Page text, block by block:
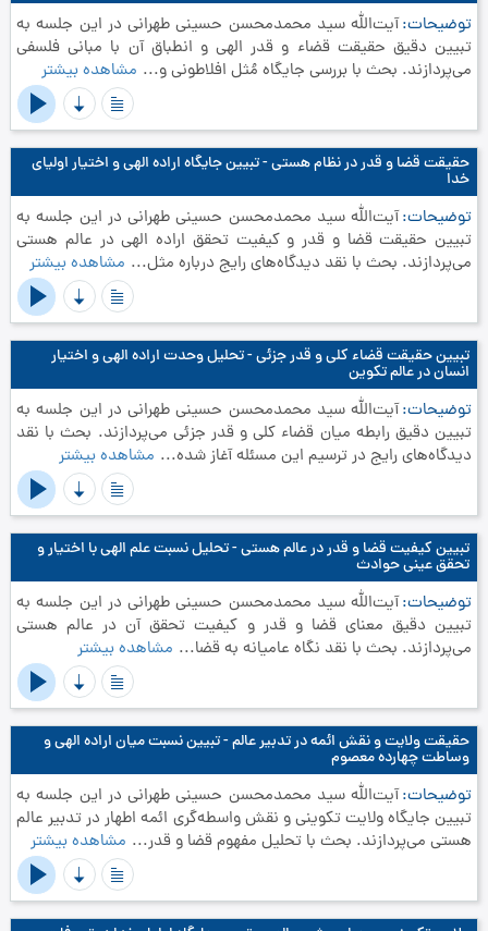
توضیحات آیت‌الله سید محمدمحسن حسینی طهرانی در این جلسه به
تبیین دقیق حقیقت قضاء و قدر الهی و انطباق آن با مبانی فلسفی
می‌پردازند. بحث با بررسی جایگاه مُثل افلاطونی و... مشاهده بیشتر
حقیقت قضا و قدر در نظام هستی - تبیین جایگاه اراده الهی و اختیار اولیای
خدا
توضیحات آیت‌الله سید محمدمحسن حسینی طهرانی در این جلسه به
تبیین حقیقت قضا و قدر و کیفیت تحقق اراده الهی در عالم هستی
می‌پردازند. بحث با نقد دیدگاه‌های رایج درباره مثل... مشاهده بیشتر
تبیین حقیقت قضاء کلی و قدر جزئی - تحلیل وحدت اراده الهی و اختیار
انسان در عالم تکوین
توضیحات آیت‌الله سید محمدمحسن حسینی طهرانی در این جلسه به
تبیین دقیق رابطه میان قضاء کلی و قدر جزئی می‌پردازند. بحث با نقد
دیدگاه‌های رایج در ترسیم این مسئله آغاز شده... مشاهده بیشتر
تبیین کیفیت قضا و قدر در عالم هستی - تحلیل نسبت علم الهی با اختیار و
تحقق عینی حوادث
توضیحات آیت‌الله سید محمدمحسن حسینی طهرانی در این جلسه به
تبیین دقیق معنای قضا و قدر و کیفیت تحقق آن در عالم هستی
می‌پردازند. بحث با نقد نگاه عامیانه به قضا... مشاهده بیشتر
حقیقت ولایت و نقش ائمه در تدبیر عالم - تبیین نسبت میان اراده الهی و
وساطت چهارده معصوم
توضیحات آیت‌الله سید محمدمحسن حسینی طهرانی در این جلسه به
تبیین جایگاه ولایت تکوینی و نقش واسطه‌گری ائمه اطهار در تدبیر عالم
هستی می‌پردازند. بحث با تحلیل مفهوم قضا و قدر... مشاهده بیشتر